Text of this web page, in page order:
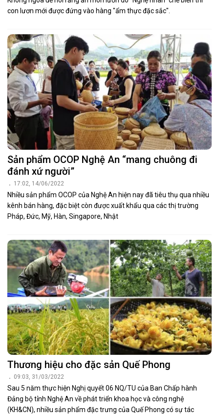
con lươn mới được đứng vào hàng "ẩm thực đặc sắc".
Sản phẩm OCOP Nghệ An “mang chuông đi
đánh xứ người”
17:02, 14/06/2022
Nhiều sản phẩm OCOP của Nghệ An hiện nay đã tiêu thụ qua nhiều
kênh bán hàng, đặc biệt còn được xuất khẩu qua các thị trường
Pháp, Đức, Mỹ, Hàn, Singapore, Nhật
Thương hiệu cho đặc sản Quế Phong
09:03, 31/03/2022
Sau 5 năm thực hiện Nghị quyết 06 NQ/TU của Ban Chấp hành
Đảng bộ tỉnh Nghệ An về phát triển khoa học và công nghệ
(KH&CN), nhiều sản phẩm đặc trưng của Quế Phong có sự tác